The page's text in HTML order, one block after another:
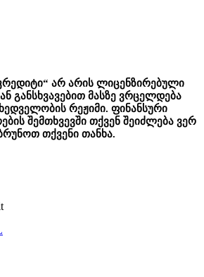
არ არის ლიცენზირებული
განსხვავებით მასზე ვრცელდება
რეჟიმი. ფინანსური
შემთხვევში თქვენ შეიძლება ვერ
თქვენი თანხა.